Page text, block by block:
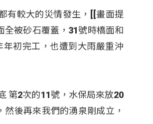
有較大的災情發生，[[畫面提
被砂石覆蓋，31號時橋面和
初完工，也遭到大雨嚴重沖
第2次的11號，水保局來放20
後再來我們的湧泉剛成立，